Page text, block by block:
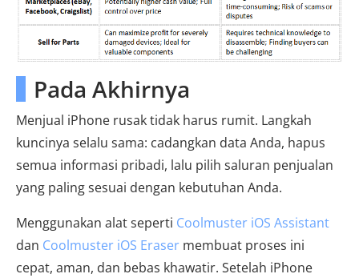
Pada Akhirnya
Menjual iPhone rusak tidak harus rumit. Langkah
kuncinya selalu sama: cadangkan data Anda, hapus
semua informasi pribadi, lalu pilih saluran penjualan
yang paling sesuai dengan kebutuhan Anda.
Menggunakan alat seperti Coolmuster iOS Assistant
dan Coolmuster iOS Eraser membuat proses ini
cepat, aman, dan bebas khawatir. Setelah iPhone